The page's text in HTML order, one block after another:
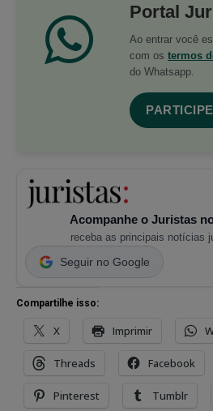
Portal
Ao entrar você
com os termos
do Whatsapp.
Acompanhe o Juristas
receba as principais notícias
Seguir no Google
Compartilhe isso:
X Imprimir
Threads Facebook
Pinterest Tumblr